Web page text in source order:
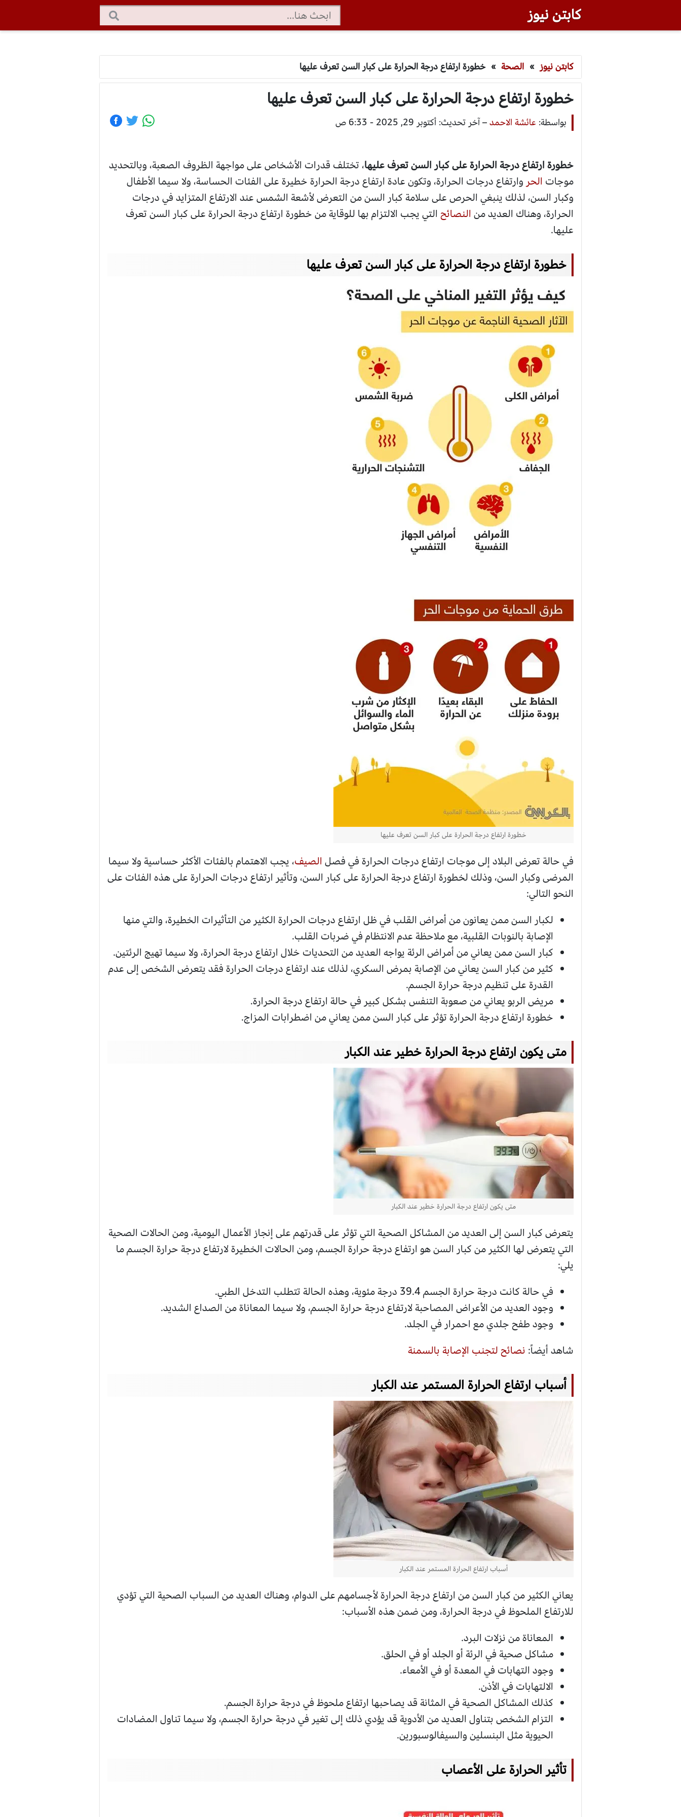
كابتن نيوز
كابتن نيوز » الصحة » خطورة ارتفاع درجة الحرارة على كبار السن تعرف عليها
خطورة ارتفاع درجة الحرارة على كبار السن تعرف عليها
بواسطة: عائشة الاحمد–آخر تحديث: أكتوبر 29, 2025 - 6:33 ص
خطورة ارتفاع درجة الحرارة على كبار السن تعرف عليها، تختلف قدرات الأشخاص على مواجهة الظروف الصعبة، وبالتحديد
موجات الحر وارتفاع درجات الحرارة، وتكون عادة ارتفاع درجة الحرارة خطيرة على الفئات الحساسة، ولا سيما الأطفال
وكبار السن، لذلك ينبغي الحرص على سلامة كبار السن من التعرض لأشعة الشمس عند الارتفاع المتزايد في درجات
الحرارة، وهناك العديد منالنصائح التي يجب الالتزام بها للوقاية من خطورة ارتفاع درجة الحرارة على كبار السن تعرف
عليها.
خطورة ارتفاع درجة الحرارة على كبار السن تعرف عليها
خطورة ارتفاع درجة الحرارة على كبار السن تعرف عليها
في حالة تعرض البلاد إلى موجات ارتفاع درجات الحرارة في فصلالصيف، يجب الاهتمام بالفئات الأكثر حساسية ولا سيما
المرضى وكبار السن، وذلك لخطورة ارتفاع درجة الحرارة على كبار السن، وتأثير ارتفاع درجات الحرارة على هذه الفئات على
النحو التالي:
لكبار السن ممن يعانون من أمراض القلب في ظل ارتفاع درجات الحرارة الكثير من التأثيرات الخطيرة، والتي منها
الإصابة بالنوبات القلبية، مع ملاحظة عدم الانتظام في ضربات القلب.
كبار السن ممن يعاني من أمراض الرئة يواجه العديد من التحديات خلال ارتفاع درجة الحرارة، ولا سيما تهيج الرئتين.
كثير من كبار السن يعاني من الإصابة بمرض السكري، لذلك عند ارتفاع درجات الحرارة فقد يتعرض الشخص إلى عدم
القدرة على تنظيم درجة حرارة الجسم.
مريض الربو يعاني من صعوبة التنفس بشكل كبير في حالة ارتفاع درجة الحرارة.
خطورة ارتفاع درجة الحرارة تؤثر على كبار السن ممن يعاني من اضطرابات المزاج.
متى يكون ارتفاع درجة الحرارة خطير عند الكبار
متى يكون ارتفاع درجة الحرارة خطير عند الكبار
يتعرض كبار السن إلى العديد من المشاكل الصحية التي تؤثر على قدرتهم على إنجاز الأعمال اليومية، ومن الحالات الصحية
التي يتعرض لها الكثير من كبار السن هو ارتفاع درجة حرارة الجسم، ومن الحالات الخطيرة لارتفاع درجة حرارة الجسم ما
يلي:
في حالة كانت درجة حرارة الجسم 39.4 درجة مئوية، وهذه الحالة تتطلب التدخل الطبي.
وجود العديد من الأعراض المصاحبة لارتفاع درجة حرارة الجسم، ولا سيما المعاناة من الصداع الشديد.
وجود طفح جلدي مع احمرار في الجلد.
شاهد أيضاً: نصائح لتجنب الإصابة بالسمنة
أسباب ارتفاع الحرارة المستمر عند الكبار
أسباب ارتفاع الحرارة المستمر عند الكبار
يعاني الكثير من كبار السن من ارتفاع درجة الحرارة لأجسامهم على الدوام، وهناك العديد من السباب الصحية التي تؤدي
للارتفاع الملحوظ في درجة الحرارة، ومن ضمن هذه الأسباب:
المعاناة من نزلات البرد.
مشاكل صحية في الرئة أو الجلد أو في الحلق.
وجود التهابات في المعدة أو في الأمعاء.
الالتهابات في الأذن.
كذلك المشاكل الصحية في المثانة قد يصاحبها ارتفاع ملحوظ في درجة حرارة الجسم.
التزام الشخص بتناول العديد من الأدوية قد يؤدي ذلك إلى تغير في درجة حرارة الجسم، ولا سيما تناول المضادات
الحيوية مثل البنسلين والسيفالوسبورين.
تأثير الحرارة على الأعصاب